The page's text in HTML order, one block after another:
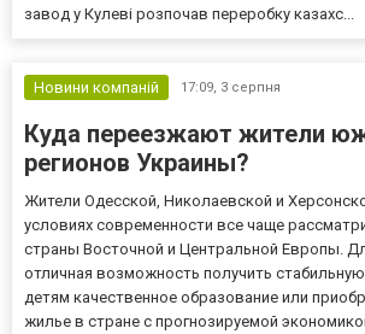
завод у Кулеві розпочав переробку казахс...
Новини компаній 17:09, 3 серпня
Куда переезжают жители
регионов Украины?
Жители Одесской, Николаевской и
условиях современности все чаще
страны Восточной и Центральной Европы.
отличная возможность получить
детям качественное образование или
жилье в стране с прогнозируемой